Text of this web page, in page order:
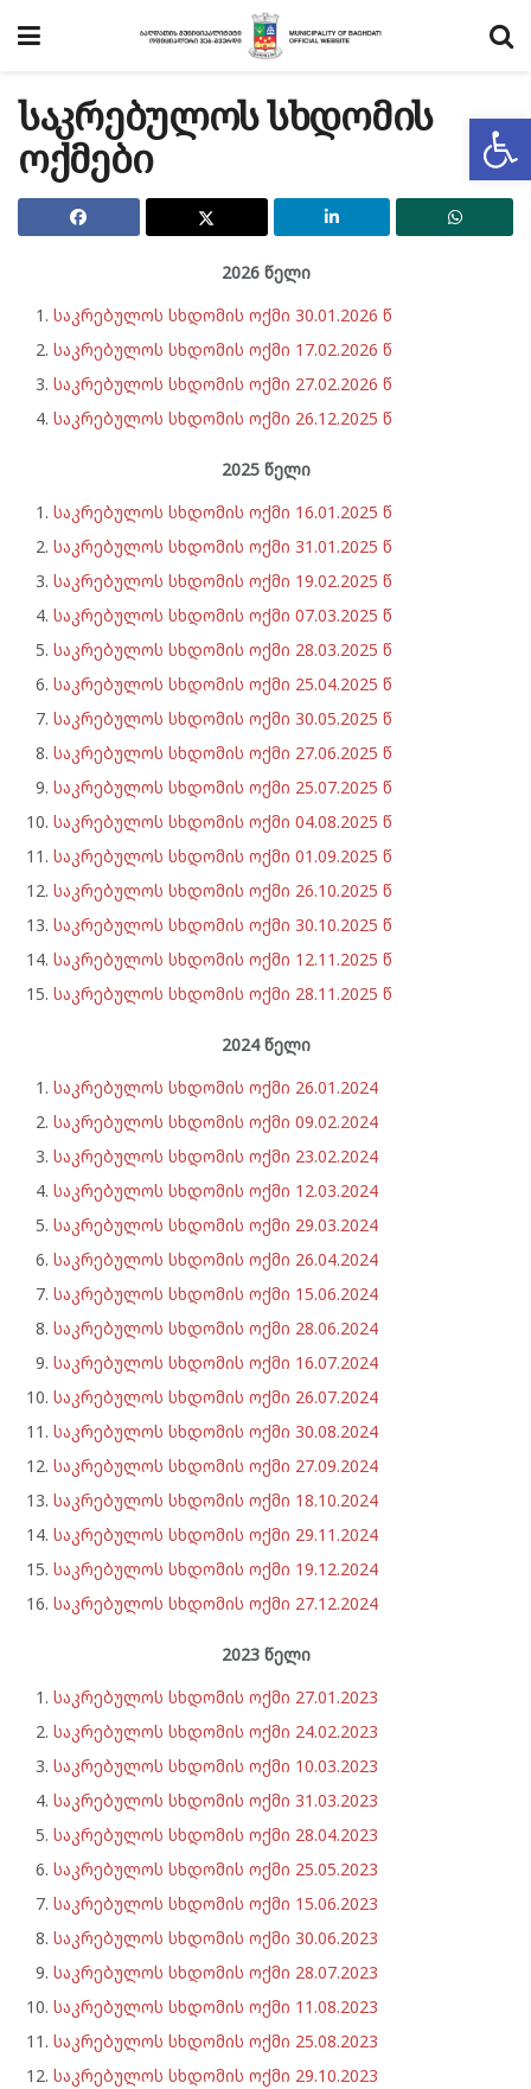
საკრებულოს სხდომის
ოქმები
2026 წელი
საკრებულოს სხდომის ოქმი 30.01.2026 წ
საკრებულოს სხდომის ოქმი 17.02.2026 წ
საკრებულოს სხდომის ოქმი 27.02.2026 წ
საკრებულოს სხდომის ოქმი 26.12.2025 წ
2025 წელი
საკრებულოს სხდომის ოქმი 16.01.2025 წ
საკრებულოს სხდომის ოქმი 31.01.2025 წ
საკრებულოს სხდომის ოქმი 19.02.2025 წ
საკრებულოს სხდომის ოქმი 07.03.2025 წ
საკრებულოს სხდომის ოქმი 28.03.2025 წ
საკრებულოს სხდომის ოქმი 25.04.2025 წ
საკრებულოს სხდომის ოქმი 30.05.2025 წ
საკრებულოს სხდომის ოქმი 27.06.2025 წ
საკრებულოს სხდომის ოქმი 25.07.2025 წ
საკრებულოს სხდომის ოქმი 04.08.2025 წ
საკრებულოს სხდომის ოქმი 01.09.2025 წ
საკრებულოს სხდომის ოქმი 26.10.2025 წ
საკრებულოს სხდომის ოქმი 30.10.2025 წ
საკრებულოს სხდომის ოქმი 12.11.2025 წ
საკრებულოს სხდომის ოქმი 28.11.2025 წ
2024 წელი
საკრებულოს სხდომის ოქმი 26.01.2024
საკრებულოს სხდომის ოქმი 09.02.2024
საკრებულოს სხდომის ოქმი 23.02.2024
საკრებულოს სხდომის ოქმი 12.03.2024
საკრებულოს სხდომის ოქმი 29.03.2024
საკრებულოს სხდომის ოქმი 26.04.2024
საკრებულოს სხდომის ოქმი 15.06.2024
საკრებულოს სხდომის ოქმი 28.06.2024
საკრებულოს სხდომის ოქმი 16.07.2024
საკრებულოს სხდომის ოქმი 26.07.2024
საკრებულოს სხდომის ოქმი 30.08.2024
საკრებულოს სხდომის ოქმი 27.09.2024
საკრებულოს სხდომის ოქმი 18.10.2024
საკრებულოს სხდომის ოქმი 29.11.2024
საკრებულოს სხდომის ოქმი 19.12.2024
საკრებულოს სხდომის ოქმი 27.12.2024
2023 წელი
საკრებულოს სხდომის ოქმი 27.01.2023
საკრებულოს სხდომის ოქმი 24.02.2023
საკრებულოს სხდომის ოქმი 10.03.2023
საკრებულოს სხდომის ოქმი 31.03.2023
საკრებულოს სხდომის ოქმი 28.04.2023
საკრებულოს სხდომის ოქმი 25.05.2023
საკრებულოს სხდომის ოქმი 15.06.2023
საკრებულოს სხდომის ოქმი 30.06.2023
საკრებულოს სხდომის ოქმი 28.07.2023
საკრებულოს სხდომის ოქმი 11.08.2023
საკრებულოს სხდომის ოქმი 25.08.2023
საკრებულოს სხდომის ოქმი 29.10.2023